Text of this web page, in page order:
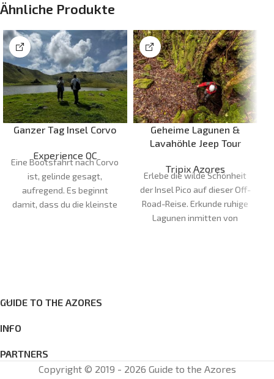
Ähnliche Produkte
Ganzer Tag Insel Corvo
Experience OC
Eine Bootsfahrt nach Corvo
ist, gelinde gesagt,
aufregend. Es beginnt
damit, dass du die kleinste
Dauer:5h
Stornierungen:
Stornierungen, die weniger
Geheime Lagunen &
Lavahöhle Jeep Tour
Tripix Azores
Erlebe die wilde Schönheit
der Insel Pico auf dieser Off-
Road-Reise. Erkunde ruhige
Lagunen inmitten von
ausmachen.Dauer: 8
Stunden Treffpunkt: Tripix
GUIDE TO THE AZORES
INFO
PARTNERS
Copyright © 2019 - 2026 Guide to the Azores